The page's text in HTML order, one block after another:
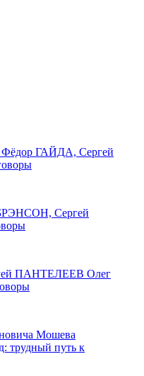
ГАЙДА, Сергей
Сергей
ПАНТЕЛЕЕВ Олег
Мошева
трудный путь к